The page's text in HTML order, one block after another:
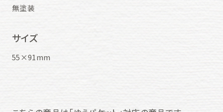
無塗装
サイズ
55×91mm